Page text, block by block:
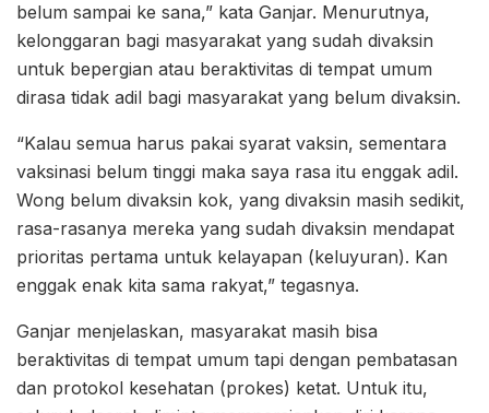
belum sampai ke sana,” kata Ganjar. Menurutnya,
kelonggaran bagi masyarakat yang sudah divaksin
untuk bepergian atau beraktivitas di tempat umum
dirasa tidak adil bagi masyarakat yang belum divaksin.
“Kalau semua harus pakai syarat vaksin, sementara
vaksinasi belum tinggi maka saya rasa itu enggak adil.
Wong belum divaksin kok, yang divaksin masih sedikit,
rasa-rasanya mereka yang sudah divaksin mendapat
prioritas pertama untuk kelayapan (keluyuran). Kan
enggak enak kita sama rakyat,” tegasnya.
Ganjar menjelaskan, masyarakat masih bisa
beraktivitas di tempat umum tapi dengan pembatasan
dan protokol kesehatan (prokes) ketat. Untuk itu,